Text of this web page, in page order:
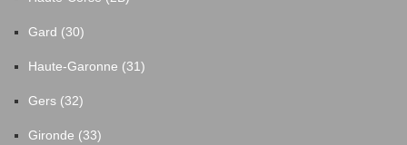
Gard (30)
Haute-Garonne (31)
Gers (32)
Gironde (33)